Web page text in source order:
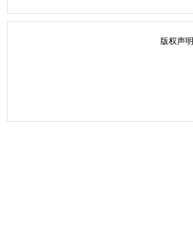
版权声明